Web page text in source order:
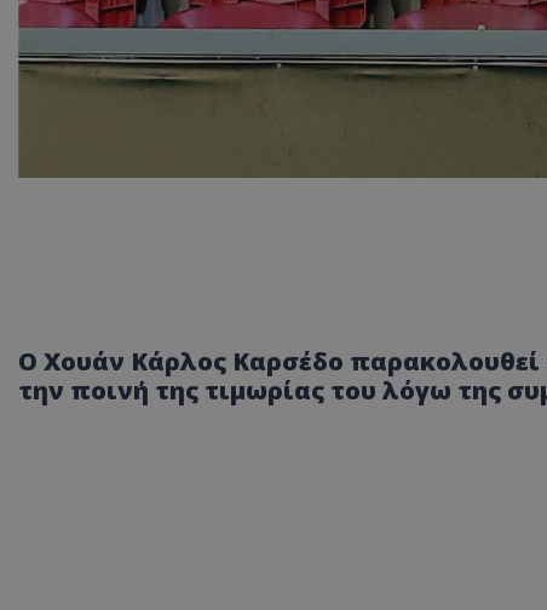
Ο Χουάν Κάρλος Καρσέδο παρακολουθεί
την ποινή της τιμωρίας του λόγω της